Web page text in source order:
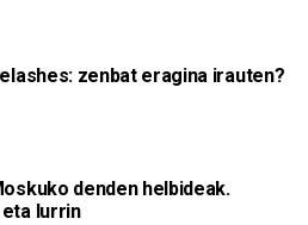
zenbat eragina irauten?
denden helbideak.
lurrin